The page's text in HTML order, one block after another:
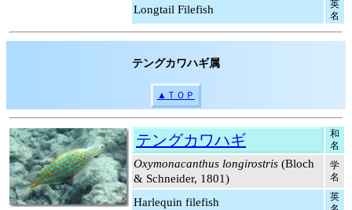
Longtail Filefish
英
名
テングカワハギ属
▲ＴＯＰ
テングカワハギ
和
名
Oxymonacanthus longirostris (Bloch
& Schneider, 1801)
学
名
Harlequin filefish
英